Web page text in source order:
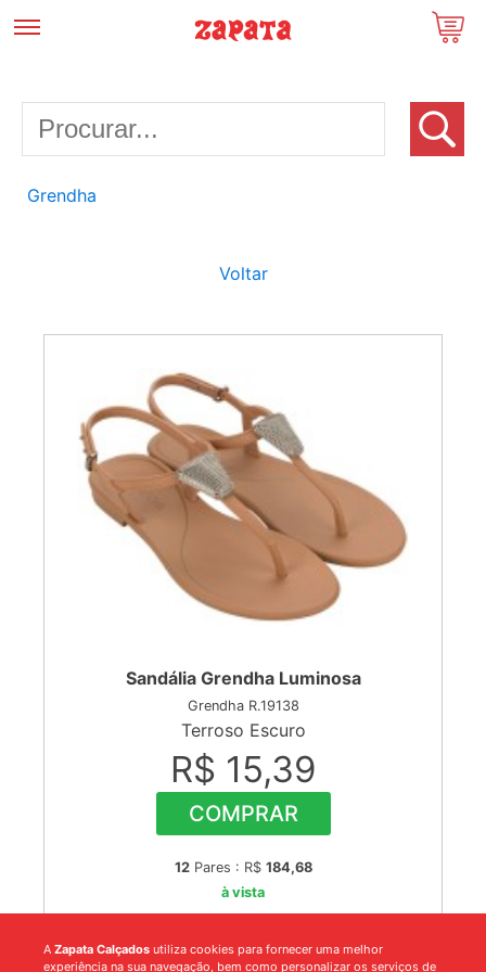
Grendha
Voltar
Sandália Grendha Luminosa
Grendha R.19138
Terroso Escuro
R$ 15,39
COMPRAR
12Pares : R$ 184,68
à vista
A Zapata Calçados utiliza cookies para fornecer uma melhor
experiência na sua navegação, bem como personalizar os serviços de